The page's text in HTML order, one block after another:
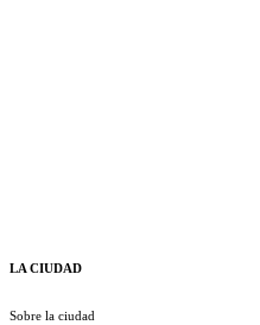
LA CIUDAD
Sobre la ciudad